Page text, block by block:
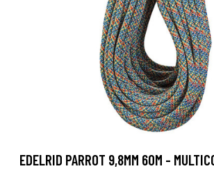
EDELRID PARROT 9,8MM 60M -